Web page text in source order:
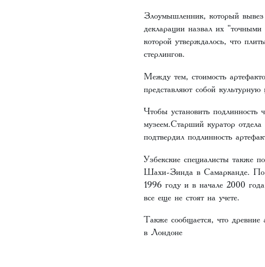
Злоумышленник, который вывез
декларации назвал их
которой утверждалось, что
стерлингов.
Между тем, стоимость
представляют собой
Чтобы установить подлинность
музеем.Старший куратор
подтвердил подлинность
Узбекские специалисты также
Шахи-Зинда в Самарканде. По
1996 году и в начале 2000
все еще не стоят на учете.
Также сообщается, что
в Лондоне